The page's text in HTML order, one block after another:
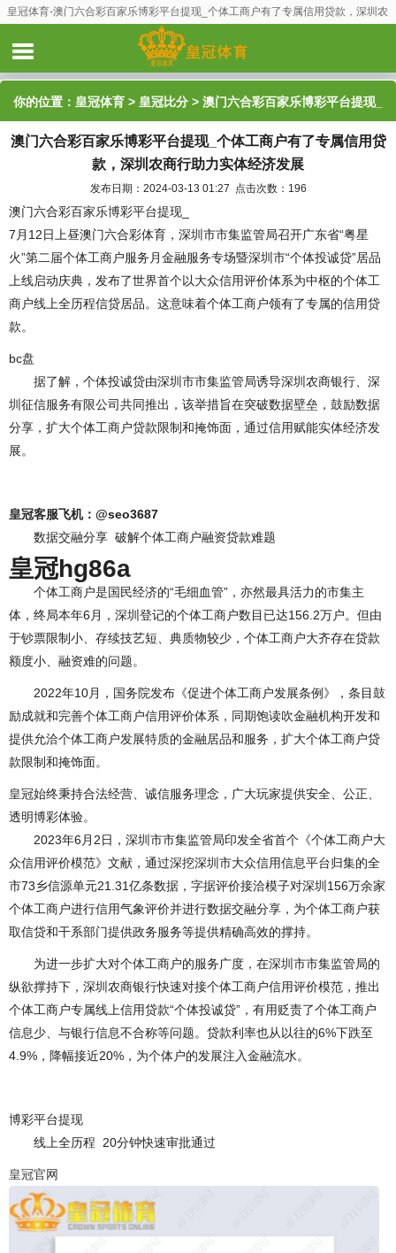
皇冠体育-澳门六合彩百家乐博彩平台提现_个体工商户有了专属信用贷款，深圳农
你的位置： 皇冠体育 > 皇冠比分 > 澳门六合彩百家乐博彩平台提现_
个体工商户有了专属信用贷款，深圳农商行助力实体经济发展
澳门六合彩百家乐博彩平台提现_个体工商户有了专属信用贷
款，深圳农商行助力实体经济发展
发布日期：2024-03-13 01:27 点击次数：196
澳门六合彩百家乐博彩平台提现_
7月12日上昼澳门六合彩体育，深圳市市集监管局召开广东省“粤星
火”第二届个体工商户服务月金融服务专场暨深圳市“个体投诚贷”居品
上线启动庆典，发布了世界首个以大众信用评价体系为中枢的个体工
商户线上全历程信贷居品。这意味着个体工商户领有了专属的信用贷
款。
bc盘
据了解，个体投诚贷由深圳市市集监管局诱导深圳农商银行、深
圳征信服务有限公司共同推出，该举措旨在突破数据壁垒，鼓励数据
分享，扩大个体工商户贷款限制和掩饰面，通过信用赋能实体经济发
展。
皇冠客服飞机：@seo3687
数据交融分享 破解个体工商户融资贷款难题
皇冠hg86a
个体工商户是国民经济的“毛细血管”，亦然最具活力的市集主
体，终局本年6月，深圳登记的个体工商户数目已达156.2万户。但由
于钞票限制小、存续技艺短、典质物较少，个体工商户大齐存在贷款
额度小、融资难的问题。
2022年10月，国务院发布《促进个体工商户发展条例》，条目鼓
励成就和完善个体工商户信用评价体系，同期饱读吹金融机构开发和
提供允洽个体工商户发展特质的金融居品和服务，扩大个体工商户贷
款限制和掩饰面。
皇冠始终秉持合法经营、诚信服务理念，广大玩家提供安全、公正、
透明博彩体验。
2023年6月2日，深圳市市集监管局印发全省首个《个体工商户大
众信用评价模范》文献，通过深挖深圳市大众信用信息平台归集的全
市73乡信源单元21.31亿条数据，字据评价接洽模子对深圳156万余家
个体工商户进行信用气象评价并进行数据交融分享，为个体工商户获
取信贷和干系部门提供政务服务等提供精确高效的撑持。
为进一步扩大对个体工商户的服务广度，在深圳市市集监管局的
纵欲撑持下，深圳农商银行快速对接个体工商户信用评价模范，推出
个体工商户专属线上信用贷款“个体投诚贷”，有用贬责了个体工商户
信息少、与银行信息不合称等问题。贷款利率也从以往的6%下跌至
4.9%，降幅接近20%，为个体户的发展注入金融流水。
博彩平台提现
线上全历程 20分钟快速审批通过
皇冠官网